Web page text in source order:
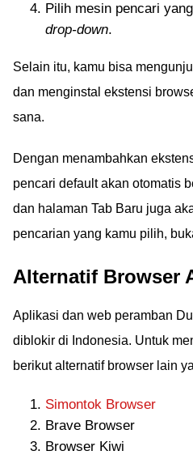
Pilih mesin pencari
drop-down.
Selain itu, kamu bisa
dan menginstal ekstensi
sana.
Dengan menambahkan
pencari default akan otomatis
dan halaman Tab Baru juga
pencarian yang kamu pilih,
Alternatif Browser
Aplikasi dan web peramban
diblokir di Indonesia. Untuk
berikut alternatif browser lain
Simontok Browser
Brave Browser
Browser Kiwi